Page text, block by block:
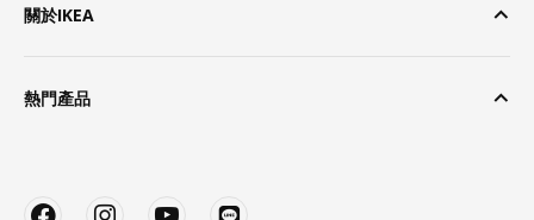
關於IKEA
熱門產品